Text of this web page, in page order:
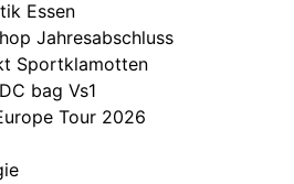
Essen
Jahresabschluss
Sportklamotten
bag Vs1
Tour 2026